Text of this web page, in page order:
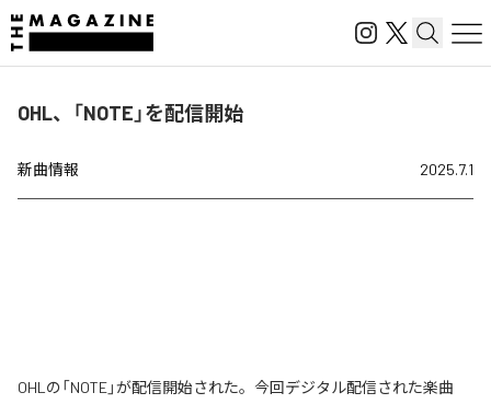
OHL、「NOTE」を配信開始
新曲情報 2025.7.1
OHLの「NOTE」が配信開始された。今回デジタル配信された楽曲